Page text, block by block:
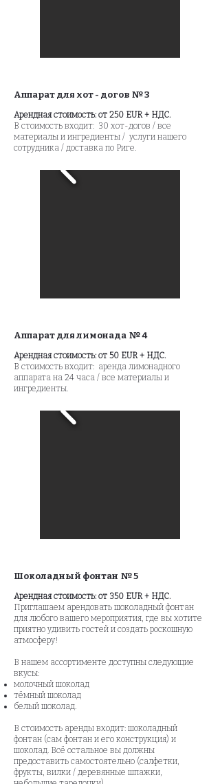
Аппарат для хот - догов № 3
Арендная стоимость: от 250 EUR + НДС.
В стоимость входит: 30 хот-догов / все
материалы и ингредиенты / услуги нашего
сотрудника / доставка по Риге.
Аппарат для лимонада № 4
Арендная стоимость: от 50 EUR + НДС.
В стоимость входит: аренда лимонадного
аппарата на 24 часа / все материалы и
ингредиенты.
Шоколадный фонтан № 5
Арендная стоимость: от 350 EUR + НДС.
Приглашаем арендовать шоколадный фонтан
для любого вашего мероприятия, где вы хотите
приятно удивить гостей и создать роскошную
атмосферу!
В нашем ассортименте доступны следующие
вкусы:
молочный шоколад
тёмный шоколад
белый шоколад.
В стоимость аренды входит: шоколадный
фонтан (сам фонтан и его конструкция) и
шоколад. Всё остальное вы должны
предоставить самостоятельно (салфетки,
фрукты, вилки / деревянные шпажки,